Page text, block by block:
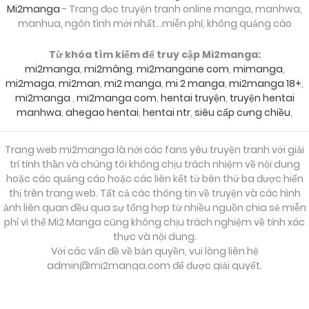
Chapter 9
Chapter 8 06/01/2025
Chapter 7 06/01/2025
Chapter 6 06/01/2025
Chapter 5 06/01/2025
Chapter 4 06/01/2025
Mi2manga - Trang đọc truyện tranh online manga, manhwa,
manhua, ngôn tình mới nhất...miễn phí, không quảng cáo
Từ khóa tìm kiếm để truy cập Mi2manga:
mi2manga, mi2mâng, mi2mangane com, mimanga,
mi2maga, mi2man, mi2 manga, mi 2 manga, mi2manga 18+,
mi2manga , mi2manga com, hentai truyện, truyện hentai
manhwa, ahegao hentai, hentai ntr, siêu cấp cưng chiều,
Trang web mi2manga là nới các fans yêu truyện tranh với giải
trí tính thần và chúng tôi không chịu trách nhiệm về nội dung
hoặc các quảng cáo hoặc các liên kết từ bên thứ ba được hiển
thị trên trang web. Tất cả các thông tin về truyện và các hình
ảnh liên quan đều qua sự tổng hợp từ nhiều nguồn chia sẻ miễn
phí vì thế Mi2 Manga cũng không chịu trách nghiệm về tính xác
thực và nội dung.
Với các vấn đề về bản quyền, vui lòng liên hệ
admin@mi2manga.com để được giải quyết.